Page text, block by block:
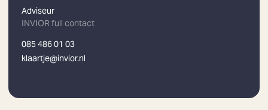
Adviseur
INVIOR full contact
085 486 01 03
klaartje@invior.nl